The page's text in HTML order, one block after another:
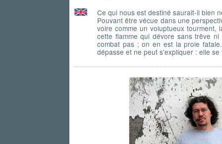
Ce qui nous est destiné saurait-il bien
Pouvant être vécue dans une
voire comme un voluptueux tourment,
cette flamme qui dévore sans trêve
combat pas ; on en est la proie
dépasse et ne peut s'expliquer : elle se